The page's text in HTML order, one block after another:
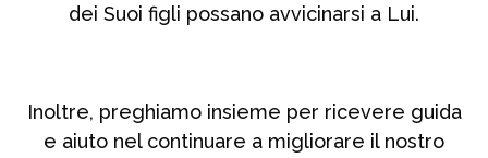
dei Suoi figli possano avvicinarsi a Lui.
Inoltre, preghiamo insieme per ricevere guida
e aiuto nel continuare a migliorare il nostro